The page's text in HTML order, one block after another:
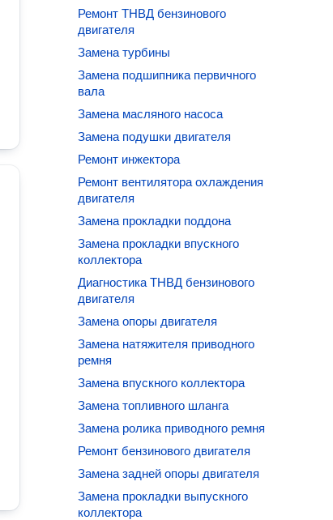
Ремонт ТНВД бензинового
двигателя
Замена турбины
Замена подшипника первичного
вала
Замена масляного насоса
Замена подушки двигателя
Ремонт инжектора
Ремонт вентилятора охлаждения
двигателя
Замена прокладки поддона
Замена прокладки впускного
коллектора
Диагностика ТНВД бензинового
двигателя
Замена опоры двигателя
Замена натяжителя приводного
ремня
Замена впускного коллектора
Замена топливного шланга
Замена ролика приводного ремня
Ремонт бензинового двигателя
Замена задней опоры двигателя
Замена прокладки выпускного
коллектора